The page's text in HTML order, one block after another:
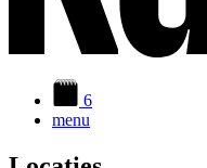
6
menu